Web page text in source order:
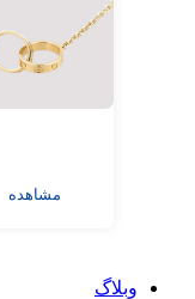
مشاهده
وبلاگ